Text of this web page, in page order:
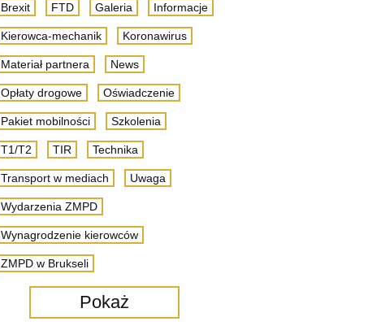
Brexit FTD Galeria Informacje
Kierowca-mechanik Koronawirus
Materiał partnera News
Opłaty drogowe Oświadczenie
Pakiet mobilności Szkolenia
T1/T2 TIR Technika
Transport w mediach Uwaga
Wydarzenia ZMPD
Wynagrodzenie kierowców
ZMPD w Brukseli
Pokaż